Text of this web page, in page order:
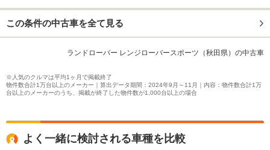
この条件の中古車を全て見る
ランドローバー レンジローバースポーツ（秋田県）の中古車
※人気のクルマは平均1ヶ月で掲載終了
物件数合計1万台以上のメーカー｜算出データ期間：2024年9月～11月｜内容：物件数合計1万
台以上のメーカーのうち、掲載が終了した物件数が1,000台以上の場合
よく一緒に検討される車種を比較